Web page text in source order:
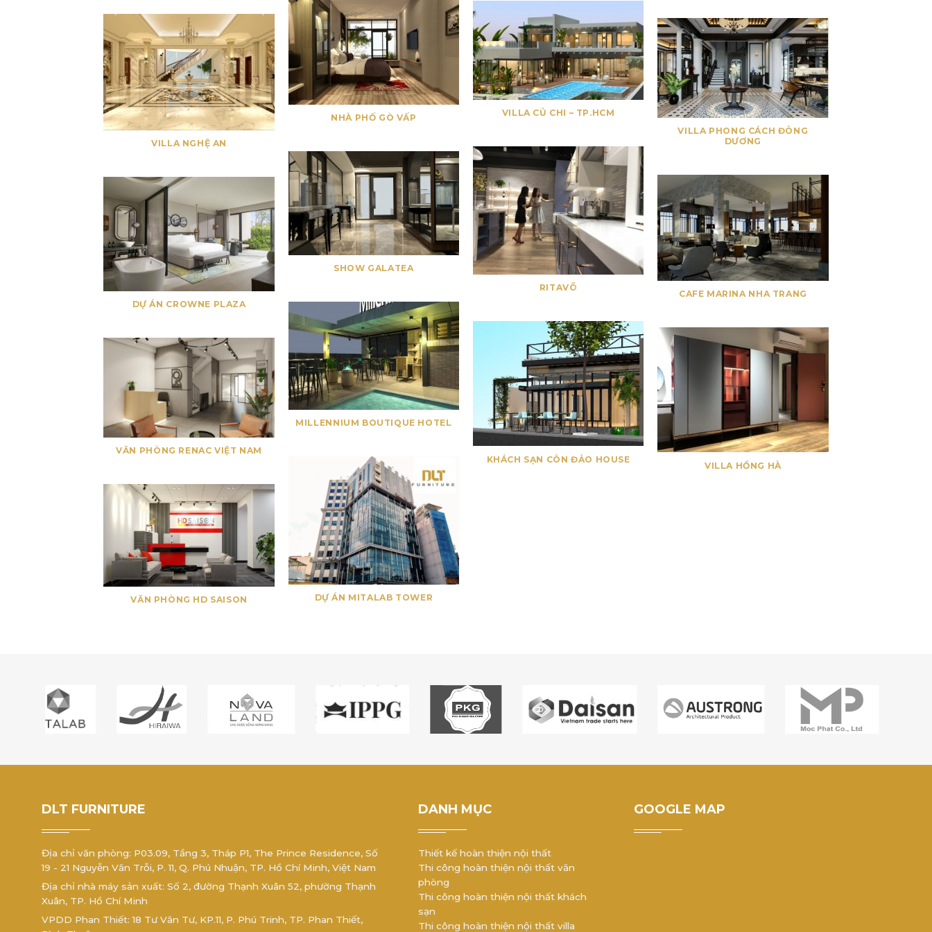
NHÀ PHỐ GÒ VẤP VILLA CỦ CHI – TP.HCM
VILLA NGHỆ AN
VILLA PHONG CÁCH ĐÔNG
DƯƠNG
RITAVÕ
SHOW GALATEA
CAFE MARINA NHA TRANG
DỰ ÁN CROWNE PLAZA
MILLENNIUM BOUTIQUE HOTEL
KHÁCH SẠN CÔN ĐẢO HOUSE
VILLA HỒNG HÀ
VĂN PHÒNG RENAC VIỆT NAM
DỰ ÁN MITALAB TOWER
VĂN PHÒNG HD SAISON
DLT FURNITURE
Địa chỉ văn phòng: P03.09, Tầng 3, Tháp P1, The Prince Residence, Số
19 - 21 Nguyễn Văn Trỗi, P. 11, Q. Phú Nhuận, TP. Hồ Chí Minh, Việt Nam
Địa chỉ nhà máy sản xuất: Số 2, đường Thạnh Xuân 52, phường Thạnh
Xuân, TP. Hồ Chí Minh
VPDD Phan Thiết: 18 Tư Văn Tư, KP.11, P. Phú Trinh, TP. Phan Thiết,
DANH MỤC
Thiết kế hoàn thiện nội thất
Thi công hoàn thiện nội thất văn
phòng
Thi công hoàn thiện nội thất khách
sạn
Thi công hoàn thiện nội thất villa
GOOGLE MAP